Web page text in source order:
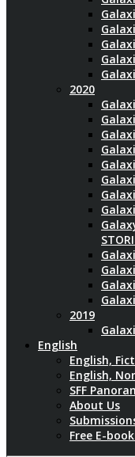
2020
2019
English
English,
English,
SFF
About Us
Free E-